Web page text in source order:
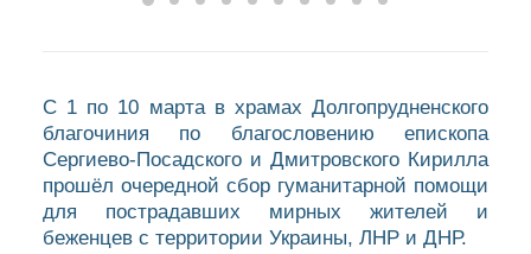
С 1 по 10 марта в храмах Долгопрудненского
благочиния по благословению епископа
Сергиево-Посадского и Дмитровского Кирилла
прошёл очередной сбор гуманитарной помощи
для пострадавших мирных жителей и
беженцев с территории Украины, ЛНР и ДНР.